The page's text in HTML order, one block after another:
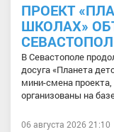
ПРОЕКТ
ШКОЛАХ»
В Севастополе
досуга «Планета
мини-смена
организованы на
06 августа 2026 21:10